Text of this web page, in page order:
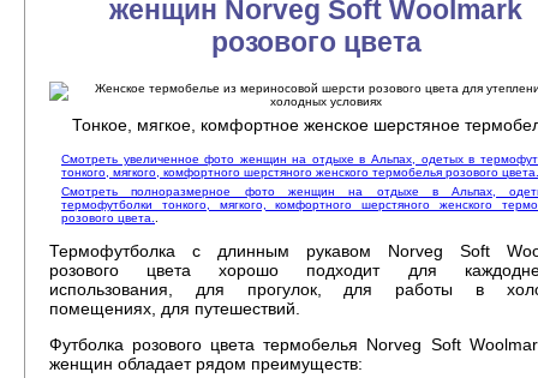
женщин Norveg Soft Woolmark
розового цвета
Тонкое, мягкое, комфортное женское шерстяное
Смотреть увеличенное фото женщин на отдыхе в Альпах, одетых в
тонкого, мягкого, комфортного шерстяного женского термобелья розового цвета.
Смотреть полноразмерное фото женщин на отдыхе в Альпах,
термофутболки тонкого, мягкого, комфортного шерстяного женского
розового цвета..
Термофутболка с длинным рукавом Norveg Soft
розового цвета хорошо подходит для
использования, для прогулок, для работы в
помещениях, для путешествий.
Футболка розового цвета термобелья Norveg Soft
женщин обладает рядом преимуществ: